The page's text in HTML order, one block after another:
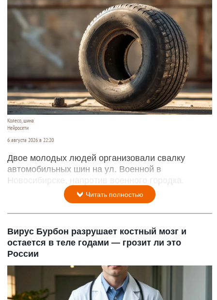
Колесо, шина
Нейросети
6 августа 2026 в 22:20
Двое молодых людей организовали свалку
автомобильных шин на ул. Военной в
Новосибирске, напротив военного городка.
Читать полностью
Вирус Бурбон разрушает костный мозг и
остается в теле годами — грозит ли это
России